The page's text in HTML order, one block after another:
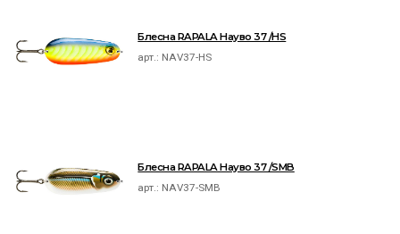
Блесна RAPALA Науво 37 /HS
арт.: NAV37-HS
Блесна RAPALA Науво 37 /SMB
арт.: NAV37-SMB